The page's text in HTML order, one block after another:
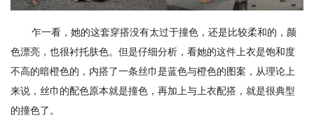
乍一看，她的这套穿搭没有太过于撞色，还是比较柔和的，颜
色漂亮，也很衬托肤色。但是仔细分析，看她的这件上衣是饱和度
不高的暗橙色的，内搭了一条丝巾是蓝色与橙色的图案，从理论上
来说，丝巾的配色原本就是撞色，再加上与上衣配搭，就是很典型
的撞色了。